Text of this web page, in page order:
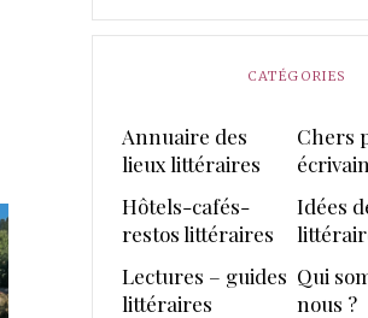
CATÉGORIES
Annuaire des
lieux littéraires
Chers
Hôtels-cafés-
restos littéraires
Idées
Lectures – guides
littéraires
Qui
nous ?